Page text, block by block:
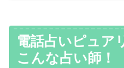
電話占いピュア
こんな占い師！